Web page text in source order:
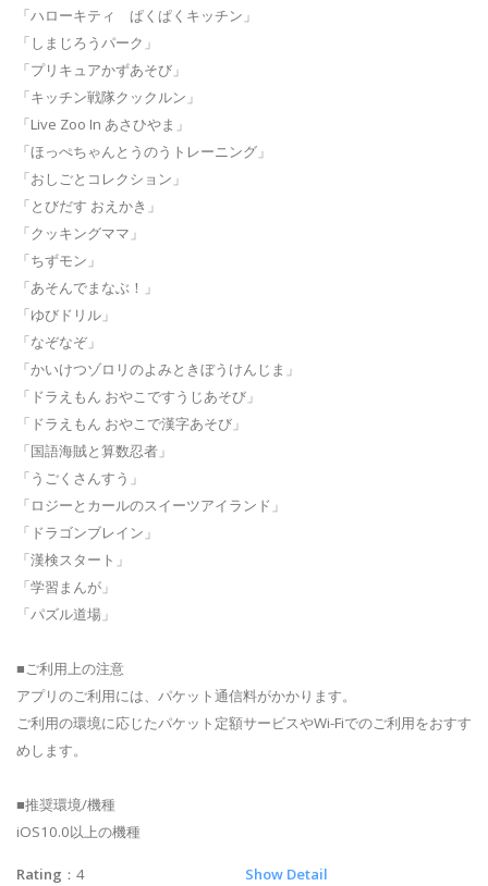
「ハローキティ ぱくぱくキッチン」
「しまじろうパーク」
「プリキュアかずあそび」
「キッチン戦隊クックルン」
「Live Zoo In あさひやま」
「ほっぺちゃんとうのうトレーニング」
「おしごとコレクション」
「とびだす おえかき」
「クッキングママ」
「ちずモン」
「あそんでまなぶ！」
「ゆびドリル」
「なぞなぞ」
「かいけつゾロリのよみときぼうけんじま」
「ドラえもん おやこですうじあそび」
「ドラえもん おやこで漢字あそび」
「国語海賊と算数忍者」
「うごくさんすう」
「ロジーとカールのスイーツアイランド」
「ドラゴンブレイン」
「漢検スタート」
「学習まんが」
「パズル道場」
■ご利用上の注意
アプリのご利用には、パケット通信料がかかります。
ご利用の環境に応じたパケット定額サービスやWi-Fiでのご利用をおすす
めします。
■推奨環境/機種
iOS10.0以上の機種
Rating ：4 Show Detail